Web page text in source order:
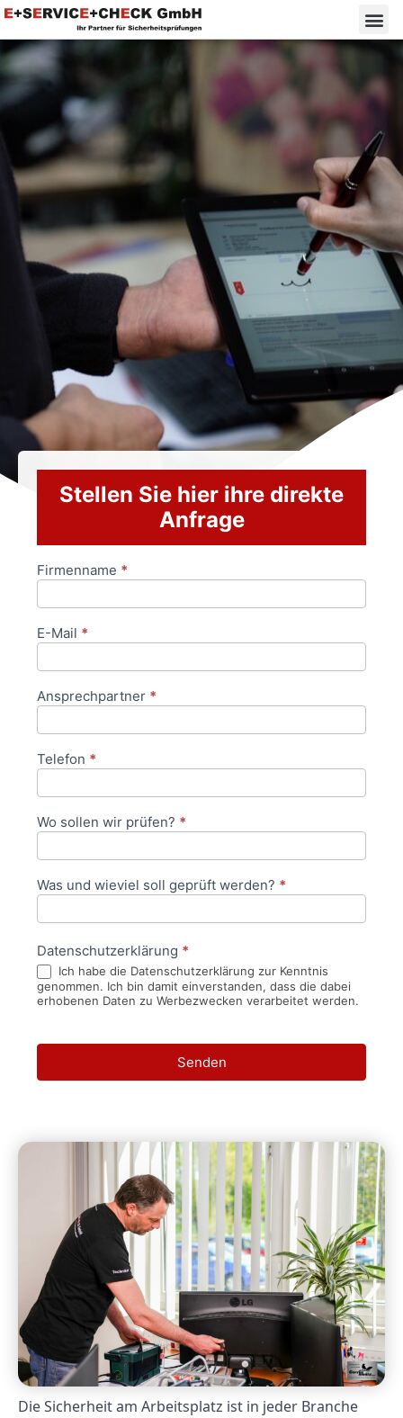
Stellen Sie hier ihre direkte
Anfrage
Anfrageformular
Firmenname *
E-Mail *
Ansprechpartner *
Telefon *
Wo sollen wir prüfen? *
Was und wieviel soll geprüft werden? *
Datenschutzerklärung *
Ich habe die Datenschutzerklärung zur Kenntnis
genommen. Ich bin damit einverstanden, dass die dabei
erhobenen Daten zu Werbezwecken verarbeitet werden.
Senden
Die Sicherheit am Arbeitsplatz ist in jeder Branche